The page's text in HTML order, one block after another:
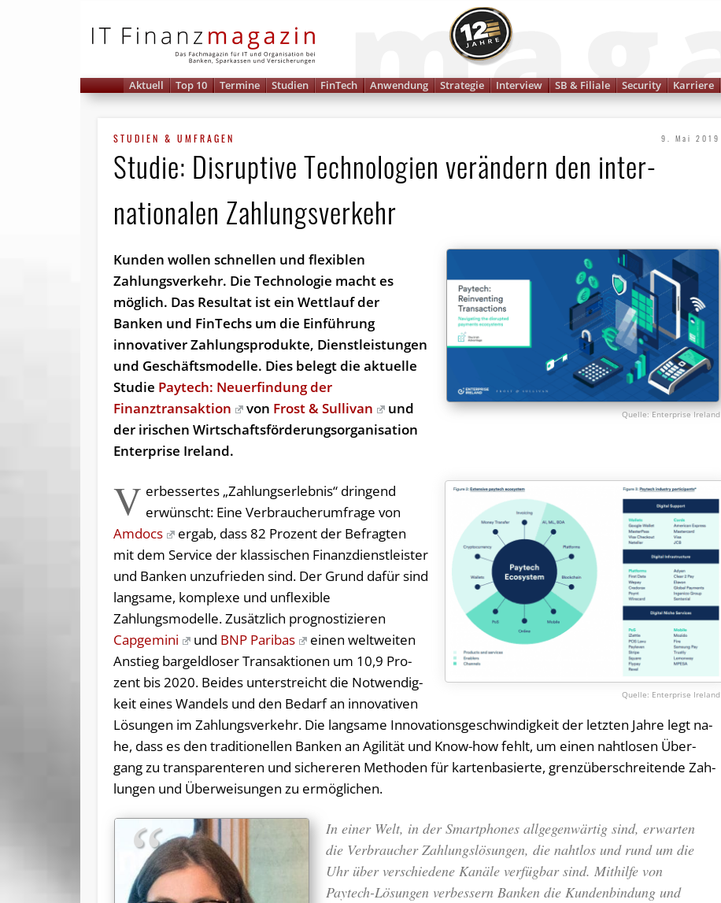
Aktuell Top 10 Termine Studien FinTech Anwendung Strategie Interview SB & Filiale Security Karriere
STUDIEN & UMFRAGEN 9. Mai 2019
Studie: Disruptive Tech­no­lo­gi­en verändern den inter­
nationalen Zahlungsverkehr
Enterprise Ireland
Kunden wollen schnellen und flexiblen
Zahlungsverkehr. Die Technologie macht es
möglich. Das Resultat ist ein Wettlauf der
Banken und FinTechs um die Einführung
innovativer Zah­lungs­pro­duk­te, Dienst­leis­tun­gen
und Ge­schäfts­mo­del­le. Dies be­legt die ak­tu­el­le
Studie Paytech: Neuerfindung der
Finanztransaktion
von Frost & Sullivan
und
der iri­schen Wirt­schafts­för­de­rungs­or­ga­ni­sa­ti­on
En­t­er­pri­se Ireland.
Enterprise Ireland
V erbessertes „Zahlungserlebnis“ dringend
erwünscht: Eine Verbraucherumfrage von
Amdocs
ergab, dass 82 Prozent der Befragten
mit dem Service der klassischen Finanzdienstleister
und Banken unzufrieden sind. Der Grund dafür sind
langsame, komplexe und unflexible
Zahlungsmodelle. Zusätzlich prognostizieren
Capgemini
und BNP Paribas
einen weltweiten
An­stieg bar­geld­lo­ser Trans­ak­tio­nen um 10,9 Pro­
zent bis 2020. Bei­des un­ter­streicht die Not­wen­dig­
keit ei­nes Wan­dels und den Be­darf an in­no­va­ti­ven
Lö­sun­gen im Zah­lungs­ver­kehr. Die lang­sa­me In­no­va­ti­ons­ge­schwin­dig­keit der letz­ten Jah­re legt na­
he, dass es den tra­di­tio­nel­len Ban­ken an Agi­li­tät und Know-how fehlt, um ei­nen naht­lo­sen Über­
gang zu trans­pa­ren­te­ren und si­che­re­ren Me­tho­den für kar­ten­ba­sier­te, grenz­über­schrei­ten­de Zah­
lun­gen und Über­wei­sun­gen zu ermöglichen.
In einer Welt, in der Smartphones allgegenwärtig sind, erwarten
die Verbraucher Zahlungslösungen, die nahtlos und rund um die
Uhr über verschiedene Kanäle verfügbar sind. Mithilfe von
Paytech-Lösungen verbessern Banken die Kundenbindung und